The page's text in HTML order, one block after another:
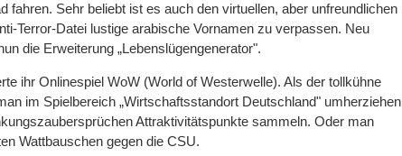
fahren. Sehr beliebt ist es auch den virtuellen, aber unfreundlichen
Terror-Datei lustige arabische Vornamen zu verpassen. Neu
die Erweiterung „Lebenslügengenerator".
ihr Onlinespiel WoW (World of Westerwelle). Als der tollkühne
im Spielbereich „Wirtschaftsstandort Deutschland" umherziehen
Attraktivitätspunkte sammeln. Oder man
Wattbauschen gegen die CSU.